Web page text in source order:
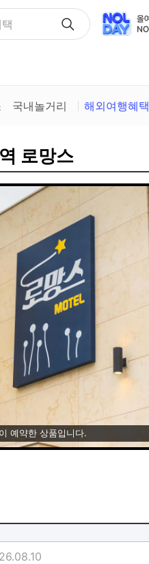
국내놀거리 해외여행혜택
로망스
예약한 상품입니다.